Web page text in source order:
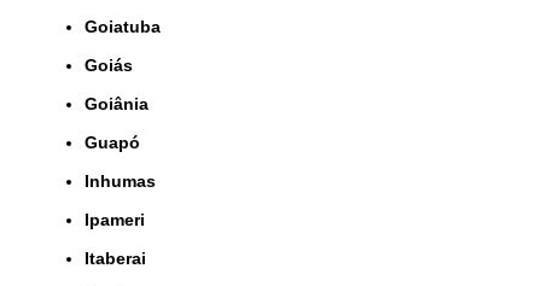
Goiatuba
Goiás
Goiânia
Guapó
Inhumas
Ipameri
Itaberai